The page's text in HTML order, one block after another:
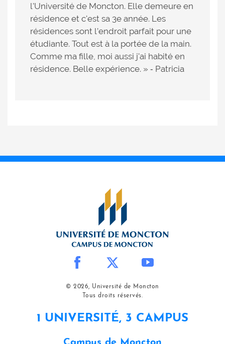
l'Université de Moncton. Elle demeure en
résidence et c'est sa 3e année. Les
résidences sont l’endroit parfait pour une
étudiante. Tout est à la portée de la main.
Comme ma fille, moi aussi j'ai habité en
résidence. Belle expérience. » ‐ Patricia
© 2026, Université de Moncton
Tous droits réservés.
1 UNIVERSITÉ, 3 CAMPUS